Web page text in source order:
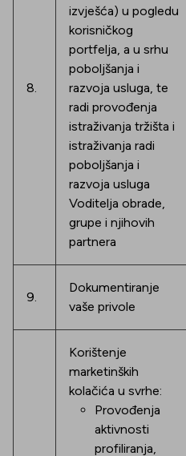
8.
izvješća) u pogledu
korisničkog
portfelja, a u srhu
poboljšanja i
razvoja usluga, te
radi provođenja
istraživanja tržišta i
istraživanja radi
poboljšanja i
razvoja usluga
Voditelja obrade,
grupe i njihovih
partnera
9.
Dokumentiranje
vaše privole
Korištenje
marketinških
kolačića u svrhe:
Provođenja
aktivnosti
profiliranja,